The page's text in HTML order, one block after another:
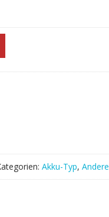
Akku-Typ, Andere